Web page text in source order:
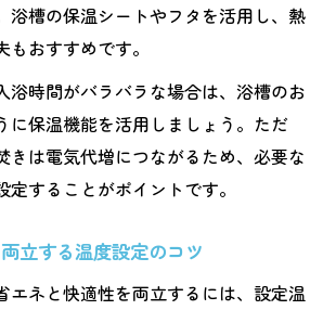
浴槽の保温シートやフタを活用し、熱
おすすめです。
浴時間がバラバラな場合は、浴槽のお
に保温機能を活用しましょう。ただ
きは電気代増につながるため、必要な
定することがポイントです。
立する温度設定のコツ
エネと快適性を両立するには、設定温